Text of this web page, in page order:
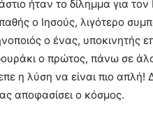
ήταν το δίλημμα για
ο Ιησούς, λιγότερο
ο ένας,
ο πρώτος, πάνω σε
η λύση να είναι πιο απλή!
αποφασίσει ο κόσμος.